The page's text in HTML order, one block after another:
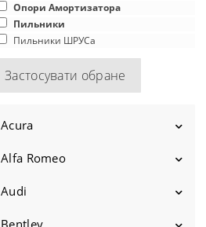
Опори Амортизатора
Пильники
Пильники ШРУСа
Застосувати обране
Acura
Ilx
2012-2015
2015-2022
Legend
1986-1995
Mdx
Alfa Romeo
145
1994-2001
146
Audi
100
Bentley